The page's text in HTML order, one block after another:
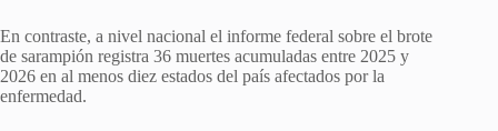
En contraste, a nivel nacional el informe federal sobre el brote
de sarampión registra 36 muertes acumuladas entre 2025 y
2026 en al menos diez estados del país afectados por la
enfermedad.